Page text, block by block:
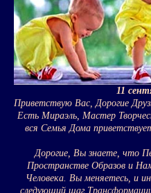
11
Приветствую Вас, Дорогие
Есть Мираэль, Мастер
вся Семья Дома
Дорогие, Вы знаете, что
Пространстве Образов и
Человека. Вы меняетесь, и
следующий шаг